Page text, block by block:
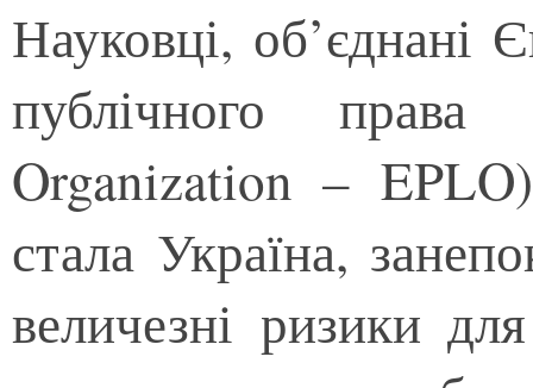
Науковці, об’єднані
публічного
Organization –
стала Україна,
величезні ризики